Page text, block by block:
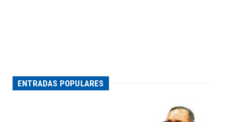
ENTRADAS POPULARES